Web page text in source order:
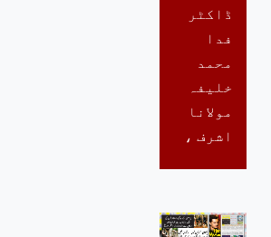
ڈاکٹر
فدا
محمد
خلیفہ
مولانا
اشرف ،